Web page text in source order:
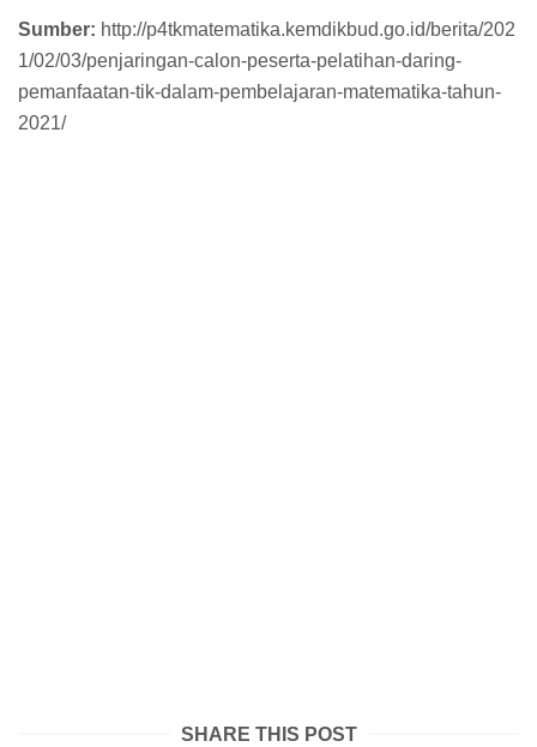
Sumber: http://p4tkmatematika.kemdikbud.go.id/berita/202
1/02/03/penjaringan-calon-peserta-pelatihan-daring-
pemanfaatan-tik-dalam-pembelajaran-matematika-tahun-
2021/
SHARE THIS POST